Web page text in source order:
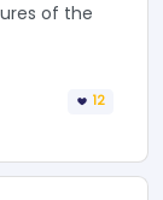
of the
12